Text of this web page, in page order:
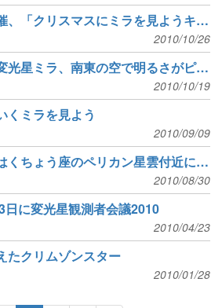
この冬も開催、「クリスマスにミラを見ようキャンペーン」
2010/10/26
くじら座の変光星ミラ、南東の空で明るさがピーク
2010/10/19
くミラを見よう
2010/09/09
板垣さん、はくちょう座のペリカン星雲付近に変光星を発見
2010/08/30
日に変光星観測者会議2010
2010/04/23
たクリムゾンスター
2010/01/28